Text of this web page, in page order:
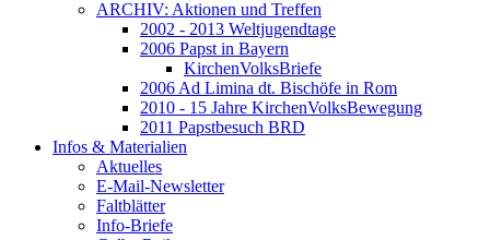
ARCHIV: Aktionen und Treffen
2002 - 2013 Weltjugendtage
2006 Papst in Bayern
KirchenVolksBriefe
2006 Ad Limina dt. Bischöfe in Rom
2010 - 15 Jahre KirchenVolksBewegung
2011 Papstbesuch BRD
Infos & Materialien
Aktuelles
E-Mail-Newsletter
Faltblätter
Info-Briefe